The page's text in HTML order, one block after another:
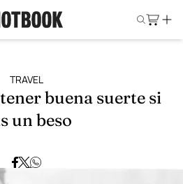
TRAVEL
buena suerte si